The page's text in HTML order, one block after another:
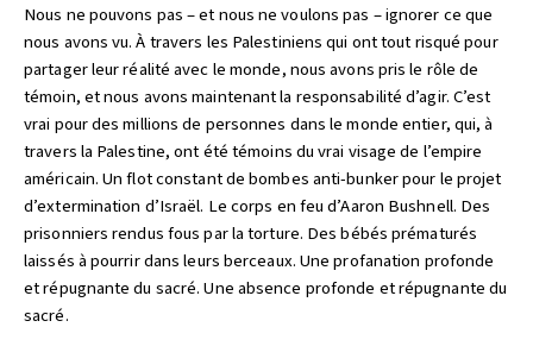
Nous ne pouvons pas – et nous ne voulons pas – ignorer ce que
nous avons vu. À travers les Palestiniens qui ont tout risqué pour
partager leur réalité avec le monde, nous avons pris le rôle de
témoin, et nous avons maintenant la responsabilité d’agir. C’est
vrai pour des millions de personnes dans le monde entier, qui, à
travers la Palestine, ont été témoins du vrai visage de l’empire
américain. Un flot constant de bombes anti-bunker pour le projet
d’extermination d’Israël. Le corps en feu d’Aaron Bushnell. Des
prisonniers rendus fous par la torture. Des bébés prématurés
laissés à pourrir dans leurs berceaux. Une profanation profonde
et répugnante du sacré. Une absence profonde et répugnante du
sacré.